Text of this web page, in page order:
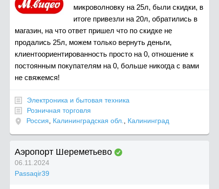
микроволновку на 25л, были скидки, в
итоге привезли на 20л, обратились в
магазин, на что ответ пришел что по скидке не
продались 25л, можем только вернуть деньги,
клиентоориентированность просто на 0, отношение к
постоянным покупателям на 0, больше никогда с вами
не свяжемся!
Электроника и бытовая техника
Розничная торговля
Россия, Калининградская обл., Калининград
Аэропорт Шереметьево
06.11.2024
Passaqir39